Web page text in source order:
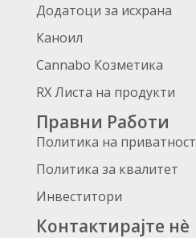
Додатоци за исхрана
Каноил
Cannabo Козметика
RX Листа на продукти
Правни Работи
Политика на приватност
Политика за квалитет
Инвеститори
Контактирајте нè